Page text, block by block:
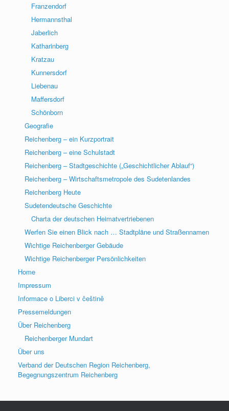
Franzendorf
Hermannsthal
Jaberlich
Katharinberg
Kratzau
Kunnersdorf
Liebenau
Maffersdorf
Schönborn
Geografie
Reichenberg – ein Kurzportrait
Reichenberg – eine Schulstadt
Reichenberg – Stadtgeschichte („Geschichtlicher Ablauf“)
Reichenberg – Wirtschaftsmetropole des Sudetenlandes
Reichenberg Heute
Sudetendeutsche Geschichte
Charta der deutschen Heimatvertriebenen
Werfen Sie einen Blick nach … Stadtpläne und Straßennamen
Wichtige Reichenberger Gebäude
Wichtige Reichenberger Persönlichkeiten
Home
Impressum
Informace o Liberci v češtině
Pressemeldungen
Über Reichenberg
Reichenberger Mundart
Über uns
Verband der Deutschen Region Reichenberg,
Begegnungszentrum Reichenberg